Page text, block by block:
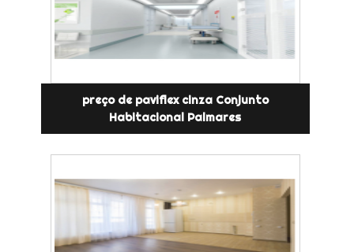
preço de paviflex cinza Conjunto
Habitacional Palmares